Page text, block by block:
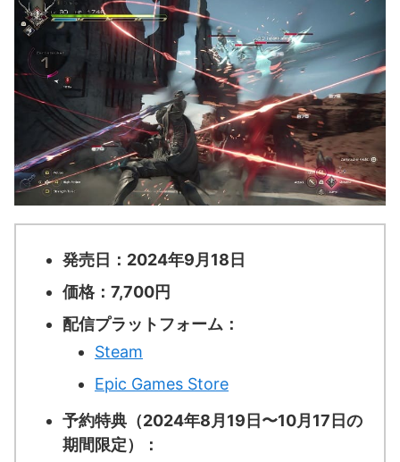
発売日：2024年9月18日
価格：7,700円
配信プラットフォーム：
Steam
Epic Games Store
予約特典（2024年8月19日〜10月17日の
期間限定）：